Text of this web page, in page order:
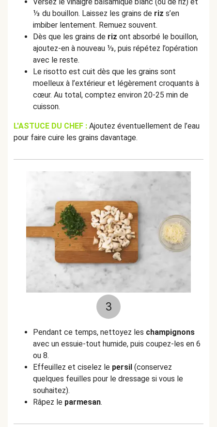
⅓ du bouillon. Laissez les grains de riz s’en
imbiber lentement. Remuez souvent.
Dès que les grains de riz ont absorbé le bouillon,
ajoutez-en à nouveau ⅓, puis répétez l’opération
avec le reste.
Le risotto est cuit dès que les grains sont
moelleux à l’extérieur et légèrement croquants à
cœur. Au total, comptez environ 20-25 min de
cuisson.
L'ASTUCE DU CHEF : Ajoutez éventuellement de l’eau
pour faire cuire les grains davantage.
3
Pendant ce temps, nettoyez les champignons
avec un essuie-tout humide, puis coupez-les en 6
ou 8.
Effeuillez et ciselez le persil (conservez
quelques feuilles pour le dressage si vous le
souhaitez).
Râpez le parmesan.